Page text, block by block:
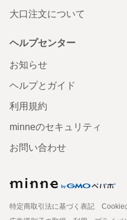
大口注文について
ヘルプセンター
お知らせ
ヘルプとガイド
利用規約
minneのセキュリティ
お問い合わせ
特定商取引法に基づく表記
Cookie